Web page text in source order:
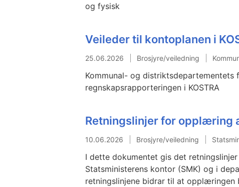
og fysisk
Veileder til kontoplanen i
25.06.2026 Brosjyre/veiledning
Kommunal- og
regnskapsrapporteringen i KOSTRA
Retningslinjer for opplæring
10.06.2026 Brosjyre/veiledning
I dette dokumentet gis det
Statsministerens kontor (SMK) og i
retningslinjene bidrar til at